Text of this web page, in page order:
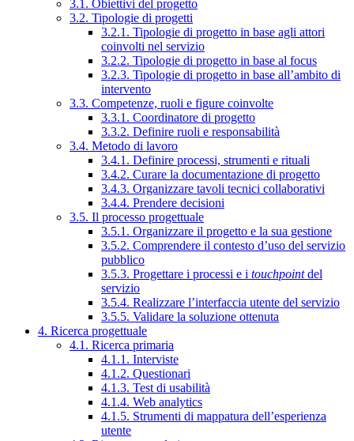
3.1. Obiettivi del progetto
3.2. Tipologie di progetti
3.2.1. Tipologie di progetto in base agli attori
coinvolti nel servizio
3.2.2. Tipologie di progetto in base al focus
3.2.3. Tipologie di progetto in base all’ambito di
intervento
3.3. Competenze, ruoli e figure coinvolte
3.3.1. Coordinatore di progetto
3.3.2. Definire ruoli e responsabilità
3.4. Metodo di lavoro
3.4.1. Definire processi, strumenti e rituali
3.4.2. Curare la documentazione di progetto
3.4.3. Organizzare tavoli tecnici collaborativi
3.4.4. Prendere decisioni
3.5. Il processo progettuale
3.5.1. Organizzare il progetto e la sua gestione
3.5.2. Comprendere il contesto d’uso del servizio
pubblico
3.5.3. Progettare i processi e i touchpointdel
servizio
3.5.4. Realizzare l’interfaccia utente del servizio
3.5.5. Validare la soluzione ottenuta
4. Ricerca progettuale
4.1. Ricerca primaria
4.1.1. Interviste
4.1.2. Questionari
4.1.3. Test di usabilità
4.1.4. Web analytics
4.1.5. Strumenti di mappatura dell’esperienza
utente